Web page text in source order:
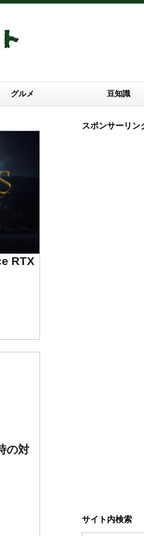
グルメ 豆知識
RTX
の対
スポンサーリン
サイト内検索